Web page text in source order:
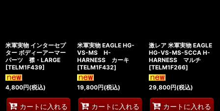
米軍実物 インターセプ
ター ボディーアーマー
パーツ 襟・LARGE
[TELM1F439]
4,800円(税込)
カートに入れる
米軍実物 EAGLE HG-
VS-MS H-
HARNESS カーキ
[TELM1F432]
19,800円(税込)
カートに入れる
激レア 米軍実物 EAGLE
HG-VS-MS-5CCA H-
HARNESS マルチ
[TELM1F266]
29,800円(税込)
カートに入れる